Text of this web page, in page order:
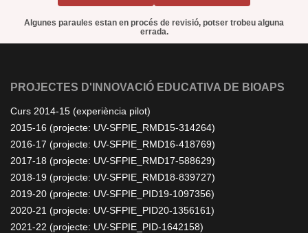
Algunes paraules estan en procés de revisió, potser trobeu alguna
errada.
PROJECTES D'INNOVACIÓ EDUCATIVA DE BIOAPS
Curs 2014-15 (experiència pilot)
2015-16 (projecte: UV-SFPIE_RMD15-314264)
2016-17 (projecte: UV-SFPIE_RMD16-418769)
2017-18 (projecte: UV-SFPIE_RMD17-588629)
2018-19 (projecte: UV-SFPIE_RMD18-839727)
2019-20 (projecte: UV-SFPIE_PID19-1097356)
2020-21 (projecte: UV-SFPIE_PID20-1356161)
2021-22 (projecte: UV-SFPIE_PID-1642158)